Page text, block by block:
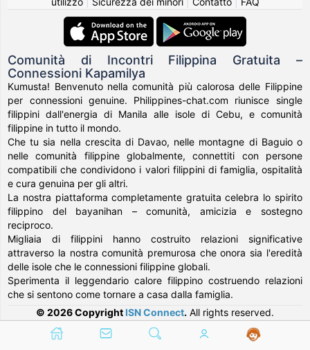
Comunità di Incontri Filippina Gratuita –
Connessioni Kapamilya
Kumusta! Benvenuto nella comunità più calorosa delle Filippine
per connessioni genuine. Philippines-chat.com riunisce single
filippini dall'energia di Manila alle isole di Cebu, e comunità
filippine in tutto il mondo.
Che tu sia nella crescita di Davao, nelle montagne di Baguio o
nelle comunità filippine globalmente, connettiti con persone
compatibili che condividono i valori filippini di famiglia, ospitalità
e cura genuina per gli altri.
La nostra piattaforma completamente gratuita celebra lo spirito
filippino del bayanihan – comunità, amicizia e sostegno
reciproco.
Migliaia di filippini hanno costruito relazioni significative
attraverso la nostra comunità premurosa che onora sia l'eredità
delle isole che le connessioni filippine globali.
Sperimenta il leggendario calore filippino costruendo relazioni
che si sentono come tornare a casa dalla famiglia.
© 2026 Copyright ISN Connect. All rights reserved.